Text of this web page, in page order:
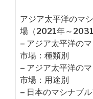
アジア太平洋のマ
場（2021年～2031
– アジア太平洋の
市場：種類別
– アジア太平洋の
市場：用途別
– 日本のマシナブ